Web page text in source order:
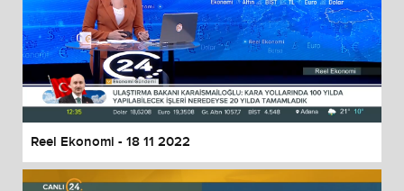
Reel Ekonomi - 18 11 2022